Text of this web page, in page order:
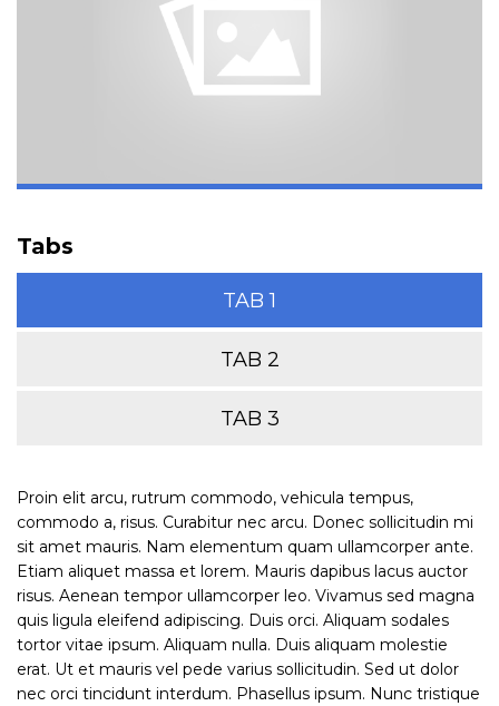
Tabs
TAB 1
TAB 2
TAB 3
Proin elit arcu, rutrum commodo, vehicula tempus,
commodo a, risus. Curabitur nec arcu. Donec sollicitudin mi
sit amet mauris. Nam elementum quam ullamcorper ante.
Etiam aliquet massa et lorem. Mauris dapibus lacus auctor
risus. Aenean tempor ullamcorper leo. Vivamus sed magna
quis ligula eleifend adipiscing. Duis orci. Aliquam sodales
tortor vitae ipsum. Aliquam nulla. Duis aliquam molestie
erat. Ut et mauris vel pede varius sollicitudin. Sed ut dolor
nec orci tincidunt interdum. Phasellus ipsum. Nunc tristique